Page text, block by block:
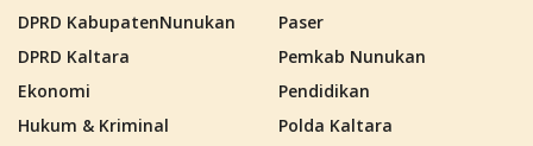
DPRD KabupatenNunukan
DPRD Kaltara
Ekonomi
Hukum & Kriminal
Paser
Pemkab Nunukan
Pendidikan
Polda Kaltara